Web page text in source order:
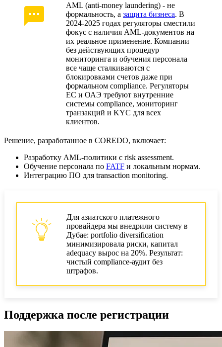
AML (anti-money laundering) - не
формальность, а защита бизнеса. В
2024-2025 годах регуляторы сместили
фокус с наличия AML-документов на
их реальное применение. Компании
без действующих процедур
мониторинга и обучения персонала
все чаще сталкиваются с
блокировками счетов даже при
формальном compliance. Регуляторы
ЕС и ОАЭ требуют внутренние
системы compliance, мониторинг
транзакций и KYC для всех
клиентов.
Решение, разработанное в COREDO, включает:
Разработку AML-политики с risk assessment.
Обучение персонала по FATF и локальным нормам.
Интеграцию ПО для transaction monitoring.
Для азиатского платежного
провайдера мы внедрили систему в
Дубае: portfolio diversification
минимизировала риски, капитал
adequacy вырос на 20%. Результат:
чистый compliance-аудит без
штрафов.
Поддержка после регистрации